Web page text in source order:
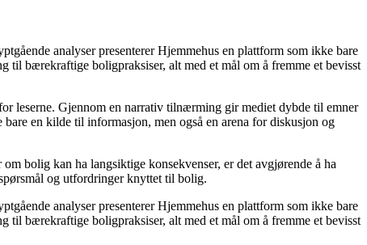
analyser presenterer Hjemmehus en plattform som ikke bare
til bærekraftige boligpraksiser, alt med et mål om å fremme et bevisst
leserne. Gjennom en narrativ tilnærming gir mediet dybde til emner
en kilde til informasjon, men også en arena for diskusjon og
bolig kan ha langsiktige konsekvenser, er det avgjørende å ha
og utfordringer knyttet til bolig.
analyser presenterer Hjemmehus en plattform som ikke bare
til bærekraftige boligpraksiser, alt med et mål om å fremme et bevisst